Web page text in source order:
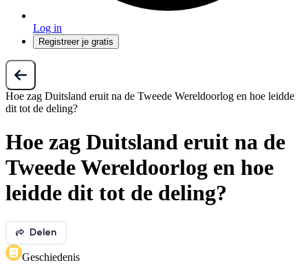
Log in
Registreer je gratis
Hoe zag Duitsland eruit na de Tweede Wereldoorlog en hoe leidde
dit tot de deling?
Hoe zag Duitsland eruit na de
Tweede Wereldoorlog en hoe
leidde dit tot de deling?
Delen
Geschiedenis